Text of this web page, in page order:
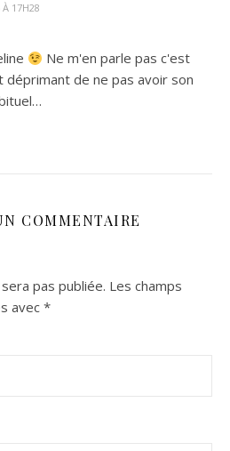
À 17H28
Ne m'en parle pas c'est
déprimant de ne pas avoir son
COMMENTAIRE
pas publiée. Les champs
avec *